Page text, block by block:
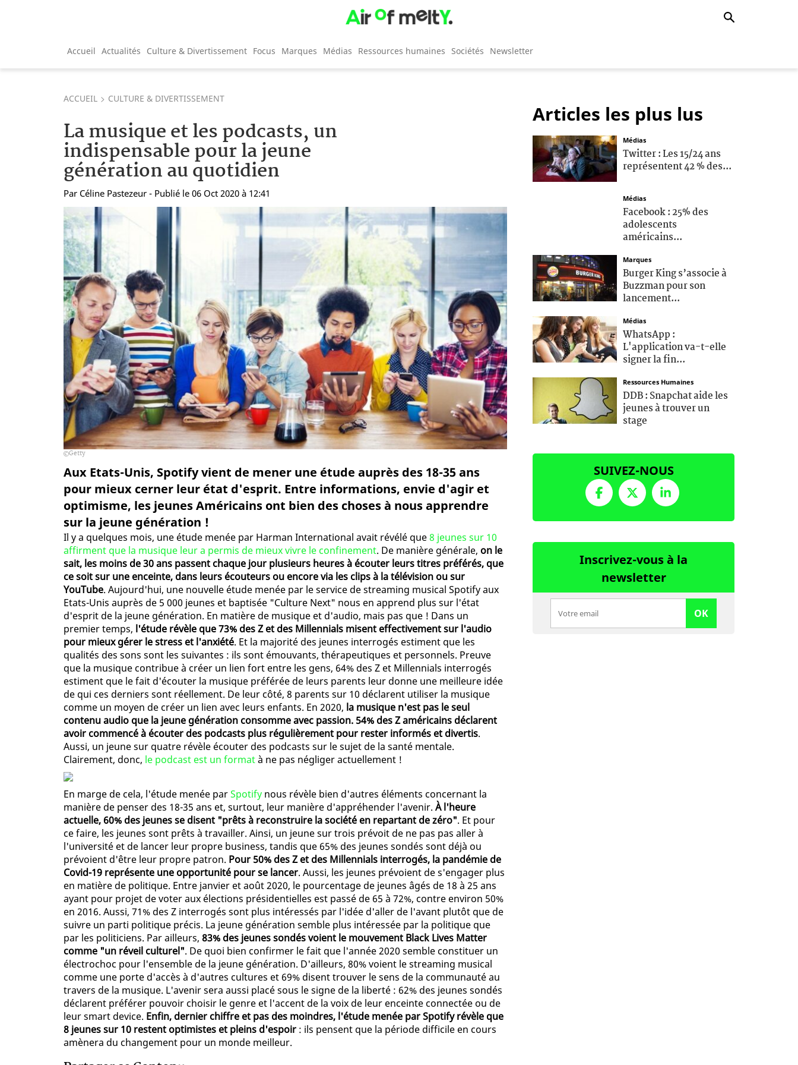
Accueil Actualités Culture & Divertissement Focus Marques Médias Ressources humaines Sociétés Newsletter
ACCUEIL CULTURE & DIVERTISSEMENT
La musique et les podcasts, un
indispensable pour la jeune
génération au quotidien
Par Céline Pastezeur - Publié le 06 Oct 2020 à 12:41
Getty
Aux Etats-Unis, Spotify vient de mener une étude auprès des 18-35 ans
pour mieux cerner leur état d'esprit. Entre informations, envie d'agir et
optimisme, les jeunes Américains ont bien des choses à nous apprendre
sur la jeune génération !
Il y a quelques mois, une étude menée par Harman International avait révélé que 8 jeunes sur 10
affirment que la musique leur a permis de mieux vivre le confinement. De manière générale, on le
sait, les moins de 30 ans passent chaque jour plusieurs heures à écouter leurs titres préférés, que
ce soit sur une enceinte, dans leurs écouteurs ou encore via les clips à la télévision ou sur
YouTube. Aujourd'hui, une nouvelle étude menée par le service de streaming musical Spotify aux
Etats-Unis auprès de 5 000 jeunes et baptisée "Culture Next" nous en apprend plus sur l'état
d'esprit de la jeune génération. En matière de musique et d'audio, mais pas que ! Dans un
premier temps, l'étude révèle que 73% des Z et des Millennials misent effectivement sur l'audio
pour mieux gérer le stress et l'anxiété. Et la majorité des jeunes interrogés estiment que les
qualités des sons sont les suivantes : ils sont émouvants, thérapeutiques et personnels. Preuve
que la musique contribue à créer un lien fort entre les gens, 64% des Z et Millennials interrogés
estiment que le fait d'écouter la musique préférée de leurs parents leur donne une meilleure idée
de qui ces derniers sont réellement. De leur côté, 8 parents sur 10 déclarent utiliser la musique
comme un moyen de créer un lien avec leurs enfants. En 2020, la musique n'est pas le seul
contenu audio que la jeune génération consomme avec passion. 54% des Z américains déclarent
avoir commencé à écouter des podcasts plus régulièrement pour rester informés et divertis.
Aussi, un jeune sur quatre révèle écouter des podcasts sur le sujet de la santé mentale.
Clairement, donc, le podcast est un formatà ne pas négliger actuellement !
En marge de cela, l'étude menée parSpotify nous révèle bien d'autres éléments concernant la
manière de penser des 18-35 ans et, surtout, leur manière d'appréhender l'avenir. À l'heure
actuelle, 60% des jeunes se disent "prêts à reconstruire la société en repartant de zéro". Et pour
ce faire, les jeunes sont prêts à travailler. Ainsi, un jeune sur trois prévoit de ne pas pas aller à
l'université et de lancer leur propre business, tandis que 65% des jeunes sondés sont déjà ou
prévoient d'être leur propre patron. Pour 50% des Z et des Millennials interrogés, la pandémie de
Covid-19 représente une opportunité pour se lancer. Aussi, les jeunes prévoient de s'engager plus
en matière de politique. Entre janvier et août 2020, le pourcentage de jeunes âgés de 18 à 25 ans
ayant pour projet de voter aux élections présidentielles est passé de 65 à 72%, contre environ 50%
en 2016. Aussi, 71% des Z interrogés sont plus intéressés par l'idée d'aller de l'avant plutôt que de
suivre un parti politique précis. La jeune génération semble plus intéressée par la politique que
par les politiciens. Par ailleurs, 83% des jeunes sondés voient le mouvement Black Lives Matter
comme "un réveil culturel". De quoi bien confirmer le fait que l'année 2020 semble constituer un
électrochoc pour l'ensemble de la jeune génération. D'ailleurs, 80% voient le streaming musical
comme une porte d'accès à d'autres cultures et 69% disent trouver le sens de la communauté au
travers de la musique. L'avenir sera aussi placé sous le signe de la liberté : 62% des jeunes sondés
déclarent préférer pouvoir choisir le genre et l'accent de la voix de leur enceinte connectée ou de
leur smart device. Enfin, dernier chiffre et pas des moindres, l'étude menée par Spotify révèle que
8 jeunes sur 10 restent optimistes et pleins d'espoir : ils pensent que la période difficile en cours
amènera du changement pour un monde meilleur.
Articles les plus lus
Médias
Twitter : Les 15/24 ans
représentent 42 % des...
Médias
Facebook : 25% des
adolescents
américains...
Marques
Burger King s’associe à
Buzzman pour son
lancement...
Médias
WhatsApp :
L'application va-t-elle
signer la fin...
Ressources Humaines
DDB : Snapchat aide les
jeunes à trouver un
stage
SUIVEZ-NOUS
Inscrivez-vous à la
newsletter
OK